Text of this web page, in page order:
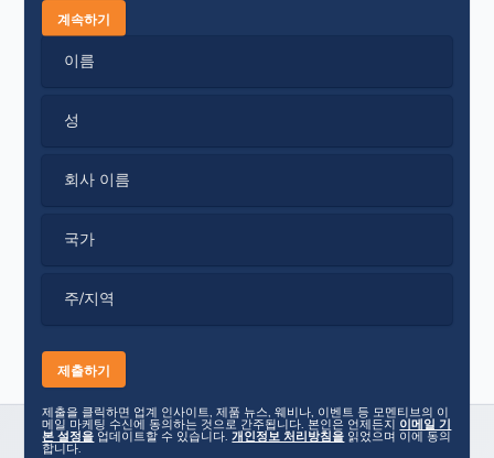
계속하기
이름
성
회사 이름
국가
주/지역
제출을 클릭하면 업계 인사이트, 제품 뉴스, 웨비나, 이벤트 등 모멘티브의 이
메일 마케팅 수신에 동의하는 것으로 간주됩니다. 본인은 언제든지 이메일 기
본 설정을 업데이트할 수 있습니다.개인정보 처리방침을 읽었으며 이에 동의
합니다.